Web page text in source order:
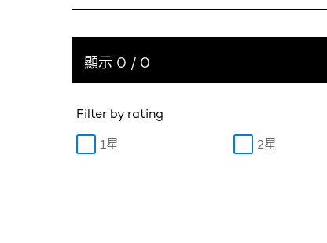
顯示 0 / 0
Filter by rating
1星 2星